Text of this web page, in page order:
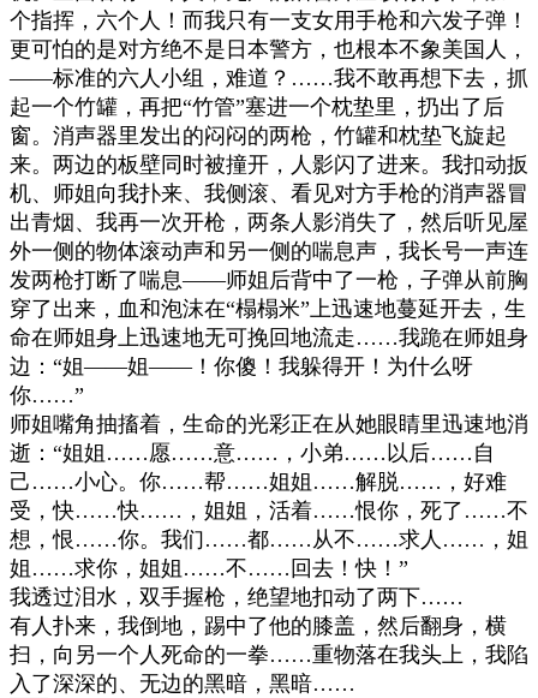
个指挥，六个人！而我只有一支女用手枪和六发子弹！
更可怕的是对方绝不是日本警方，也根本不象美国人，
——标准的六人小组，难道？ ……我不敢再想下去，抓
起一个竹罐，再把“竹管”塞进一个枕垫里，扔出了后
窗。消声器里发出的闷闷的两枪，竹罐和枕垫飞旋起
来。两边的板壁同时被撞开，人影闪了进来。我扣动扳
机、师姐向我扑来、我侧滚、看见对方手枪的消声器冒
出青烟、我再一次开枪，两条人影消失了，然后听见屋
外一侧的物体滚动声和另一侧的喘息声，我长号一声连
发两枪打断了喘息——师姐后背中了一枪，子弹从前胸
穿了出来，血和泡沫在“榻榻米”上迅速地蔓延开去，生
命在师姐身上迅速地无可挽回地流走……我跪在师姐身
边： “姐——姐——！你傻！我躲得开！为什么呀
你……”
师姐嘴角抽搐着，生命的光彩正在从她眼睛里迅速地消
逝： “姐姐 ……愿……意…… ，小弟……以后…… 自
己 ……小心。你……帮……姐姐 ……解脱…… ，好难
受，快……快…… ，姐姐，活着……恨你，死了 ……不
想，恨 ……你。我们 ……都……从不……求人 …… ，姐
姐 ……求你，姐姐 ……不…… 回去！快！ ”
我透过泪水，双手握枪，绝望地扣动了两下……
有人扑来，我倒地，踢中了他的膝盖，然后翻身，横
扫，向另一个人死命的一拳……重物落在我头上，我陷
入了深深的、无边的黑暗，黑暗……